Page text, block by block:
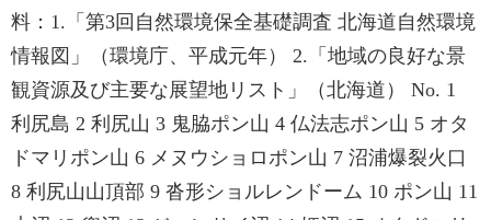
料：1.「第3回自然環境保全基礎調査 北海道自然環境
情報図」（環境庁、平成元年） 2.「地域の良好な景
観資源及び主要な展望地リスト」（北海道） No. 1
利尻島 2 利尻山 3 鬼脇ポン山 4 仏法志ポン山 5 オタ
ドマリポン山 6 メヌウショロポン山 7 沼浦爆裂火口
8 利尻山山頂部 9 沓形ショルレンドーム 10 ポン山 11